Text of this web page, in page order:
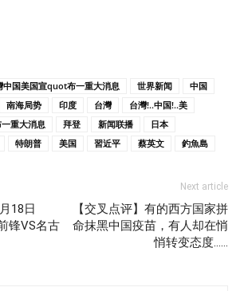
中国美国宣quot布一重大消息 世界新闻
中国
南海局势 印度 台灣
台灣!..中国!..美
重大消息
拜登 新闻联播
日本
特朗普 美国 習近平 蔡英文 釣魚島
18日
锋VS名古
Next article
【交叉点评】有的西方国家拼
命抹黑中国疫苗，有人却在悄
悄转变态度……